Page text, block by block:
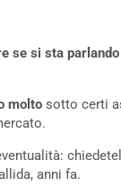
se si sta
molto sotto certi
anni fa.